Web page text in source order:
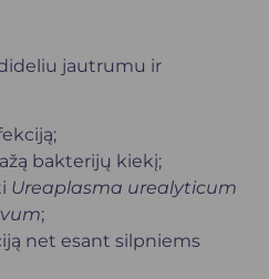
jautrumu ir
bakterijų kiekį;
Ureaplasma urealyticum
;
net esant silpniems